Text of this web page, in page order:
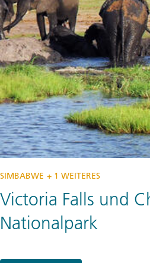
SIMBABWE + 1 WEITERES
Victoria Falls und
Nationalpark